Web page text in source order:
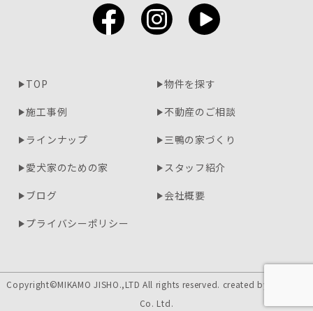
TOP
物件を探す
施工事例
不動産のご相談
ラインナップ
三鴨の家づくり
愛犬家のための家
スタッフ紹介
ブログ
会社概要
プライバシーポリシー
Copyright©MIKAMO JISHO.,LTD All rights reserved. created by
Co. Ltd.